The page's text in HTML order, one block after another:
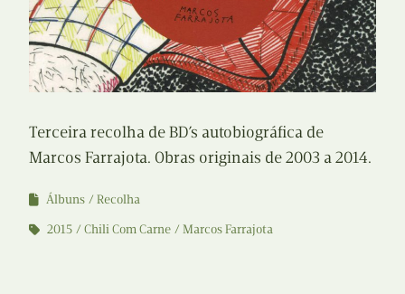
Terceira recolha de BD’s autobiográfica de
Marcos Farrajota. Obras originais de 2003 a 2014.
Álbuns
Recolha
2015
Chili Com Carne Marcos Farrajota